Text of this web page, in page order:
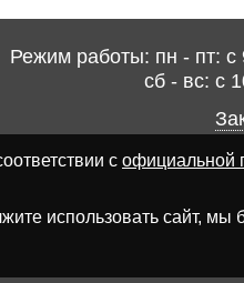
Режим работы: пн - пт: с
сб - вс: с
с официальной
использовать сайт, мы